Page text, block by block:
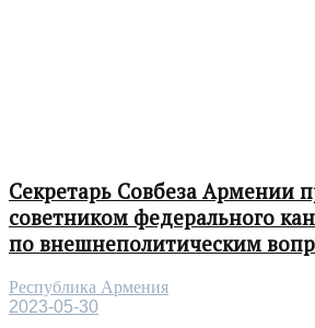
Секретарь Совбеза Армении
советником федерального
по внешнеполитическим
Республика Армения
2023-05-30